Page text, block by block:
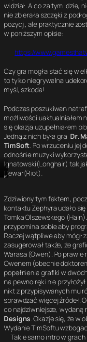
widział. A co za tym idzie,
nie zbierała szczęki z
pozycji, ale praktycznie
w poniższym opisie:
https://
Czy gra mogła stać się
to tylko niegrywalna
myśl, szkoda!
Podczas poszukiwań
możliwości uaktualniałem
się okazja uzupełniałem
Jedną z nich była gra Dr.
TimSoft. Po wrzuceniu jej
odnośnie muzyki
Ignatowski(Longhair) tak
Dewar(Riot).
D
k
K
e
t
a
Zdziwiony tym faktem,
kontaktu Zephyra udało
Tomka Olszewskego
przypomina sobie aby
Raczej wątpliwe aby mógł
zasugerował także, że
Warasa (Owen). Po
Owenem (obecnie
popełnienia grafiki w
na pewno ręki nie
nikt z przypisywanych mu
sprawdzać więcej źródeł.
co najdziwniejsze, wydaną
Designs. Okazje się, że w
Wydanie TimSoftu
Takie samo intro w